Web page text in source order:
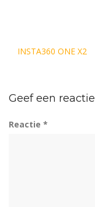
Bericht
INSTA360 ONE X2
Geef een reactie
Reactie *